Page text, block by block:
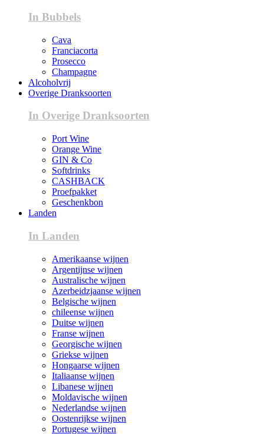
In Bubbels
Cava
Franciacorta
Prosecco
Champagne
Alcoholvrij
Overige Dranksoorten
In Overige Dranksoorten
Port Wine
Orange Wine
GIN & Co
Softdrinks
CASHBACK
Proefpakket
Geschenkbon
Landen
In Landen
Amerikaanse wijnen
Argentijnse wijnen
Australische wijnen
Azerbeidzjaanse wijnen
Belgische wijnen
chileense wijnen
Duitse wijnen
Franse wijnen
Georgische wijnen
Griekse wijnen
Hongaarse wijnen
Italiaanse wijnen
Libanese wijnen
Moldavische wijnen
Nederlandse wijnen
Oostenrijkse wijnen
Portugese wijnen